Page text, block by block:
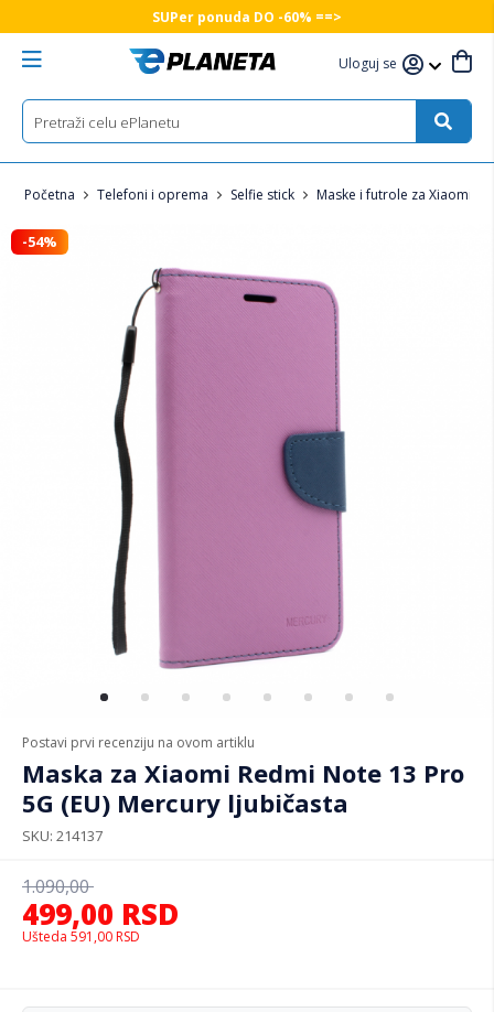
SUPer ponuda DO -60% ==>
Uloguj se
Početna Telefoni i oprema Selfie stick Maske i futrole za Xiaomi
Postavi prvi recenziju na ovom artiklu
Maska za Xiaomi Redmi Note 13 Pro
5G (EU) Mercury ljubičasta
SKU 214137
499,00 RSD
1.090,00
Ušteda 591,00 RSD
-54%